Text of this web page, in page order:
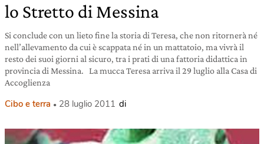
lo Stretto di Messina
Si conclude con un lieto fine la storia di Teresa, che non ritornerà né
nell’allevamento da cui è scappata né in un mattatoio, ma vivrà il
resto dei suoi giorni al sicuro, tra i prati di una fattoria didattica in
provincia di Messina. La mucca Teresa arriva il 29 luglio alla Casa di
Accoglienza
Cibo e terra 28 luglio 2011 di